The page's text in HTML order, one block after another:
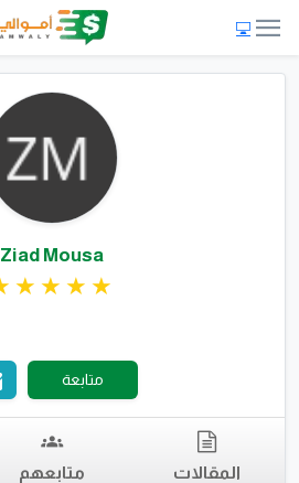
Ziad Mousa
متابعة
المقالات متابعهم